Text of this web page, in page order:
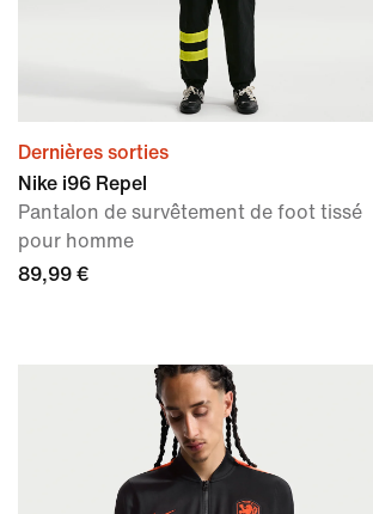
Dernières sorties
Nike i96 Repel
Pantalon de survêtement de foot tissé
pour homme
89,99 €